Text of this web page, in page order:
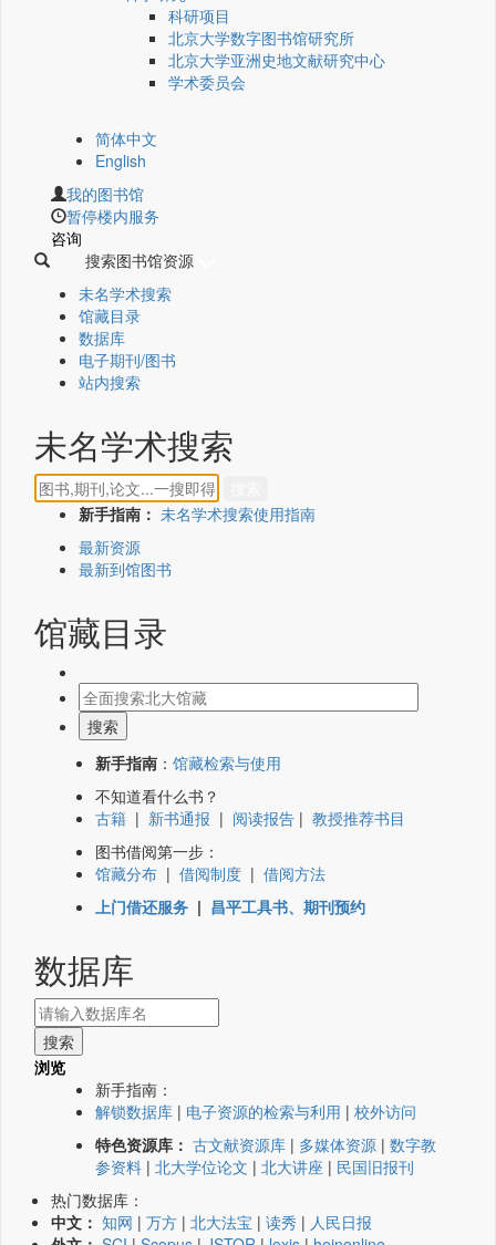
科研项目
北京大学数字图书馆研究所
北京大学亚洲史地文献研究中心
学术委员会
简体中文
English
我的图书馆
暂停楼内服务
咨询
搜索图书馆资源
未名学术搜索
馆藏目录
数据库
电子期刊/图书
站内搜索
未名学术搜索
新手指南： 未名学术搜索使用指南
最新资源
最新到馆图书
馆藏目录
新手指南 ： 馆藏检索与使用
不知道看什么书？
古籍 | 新书通报 | 阅读报告 | 教授推荐书目
图书借阅第一步：
馆藏分布 | 借阅制度 | 借阅方法
上门借还服务 | 昌平工具书、期刊预约
数据库
浏览
新手指南：
解锁数据库 | 电子资源的检索与利用 | 校外访问
特色资源库： 古文献资源库 | 多媒体资源 | 数字教
参资料 | 北大学位论文 | 北大讲座 | 民国旧报刊
热门数据库：
中文： 知网 | 万方 | 北大法宝 | 读秀 | 人民日报